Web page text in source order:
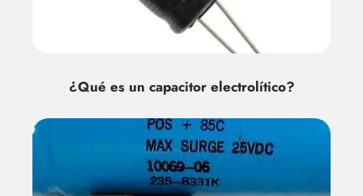
¿Qué es un capacitor electrolítico?